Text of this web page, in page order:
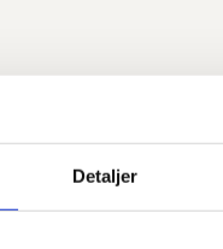
Detaljer
at lære